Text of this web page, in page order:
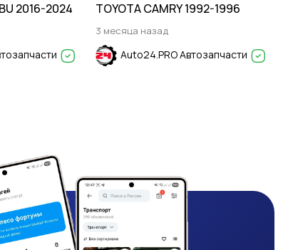
2016-2024
TOYOTA CAMRY 1992-1996
3 месяца назад
Auto24.PRO Автозапчасти